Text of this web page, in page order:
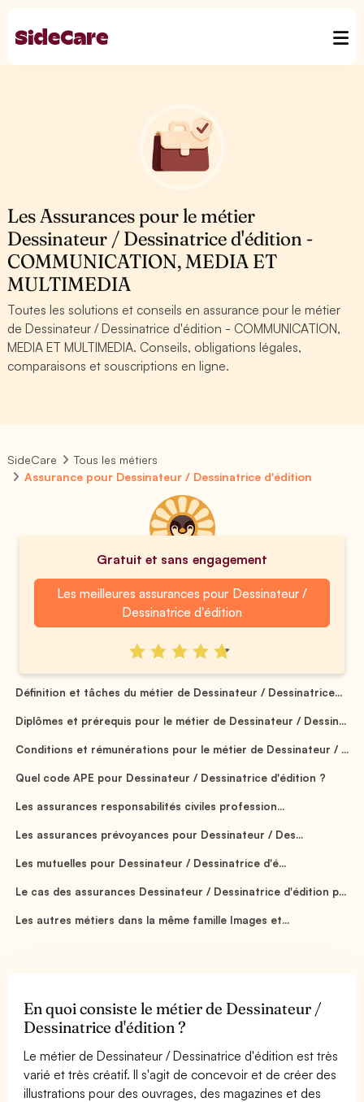
Les Assurances pour le métier
Dessinateur / Dessinatrice d'édition -
COMMUNICATION, MEDIA ET
MULTIMEDIA
Toutes les solutions et conseils en assurance pour le métier
de Dessinateur / Dessinatrice d'édition - COMMUNICATION,
MEDIA ET MULTIMEDIA. Conseils, obligations légales,
comparaisons et souscriptions en ligne.
SideCare
Tous les métiers
Assurance pour Dessinateur / Dessinatrice d'édition
Gratuit et sans engagement
Les meilleures assurances pour Dessinateur /
Dessinatrice d'édition
Définition et tâches du métier de Dessinateur / Dessinatrice...
Diplômes et prérequis pour le métier de Dessinateur / Dessin...
Conditions et rémunérations pour le métier de Dessinateur / ...
Quel code APE pour Dessinateur / Dessinatrice d'édition ?
Les assurances responsabilités civiles profession...
Les assurances prévoyances pour Dessinateur / Des...
Les mutuelles pour Dessinateur / Dessinatrice d'é...
Le cas des assurances Dessinateur / Dessinatrice d'édition p...
Les autres métiers dans la même famille Images et...
En quoi consiste le métier de Dessinateur /
Dessinatrice d'édition ?
Le métier de Dessinateur / Dessinatrice d'édition est très
varié et très créatif. Il s'agit de concevoir et de créer des
illustrations pour des ouvrages, des magazines et des